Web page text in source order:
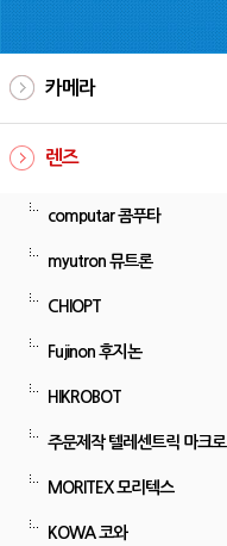
카메라
렌즈
computar 콤푸타
myutron 뮤트론
CHIOPT
Fujinon 후지논
HIKROBOT
주문제작 텔레센트릭 마크로
MORITEX 모리텍스
KOWA 코와